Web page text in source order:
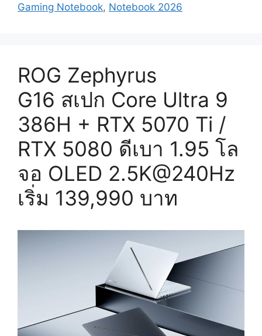
Gaming Notebook, Notebook 2026
ROG Zephyrus
G16 สเปก Core Ultra 9
386H + RTX 5070 Ti /
RTX 5080 ดีเบา 1.95 โล
จอ OLED 2.5K@240Hz
เริ่ม 139,990 บาท